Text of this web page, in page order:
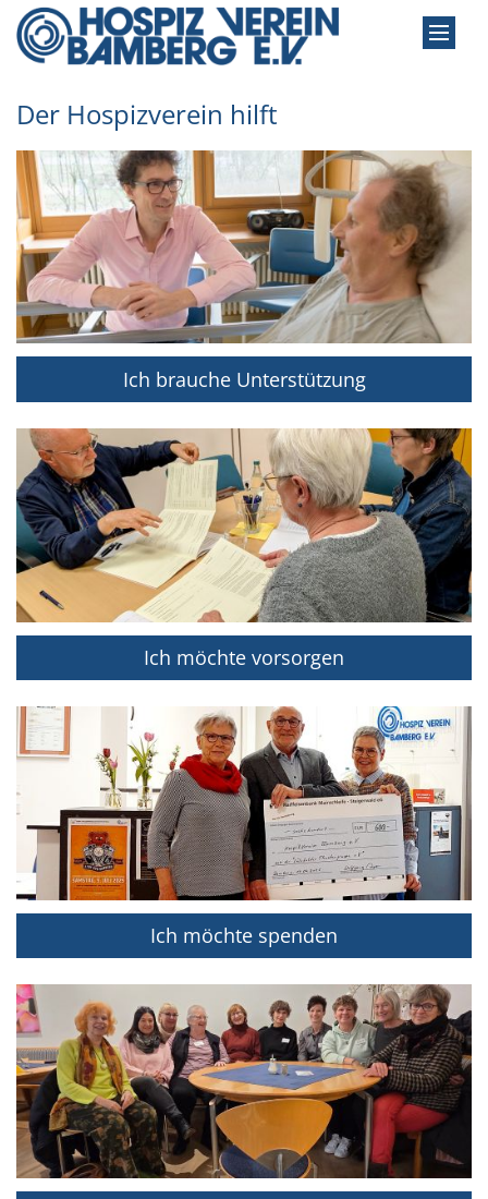
Zum Inhalt springen
Der Hospizverein hilft
Ich brauche Unterstützung
Ich möchte vorsorgen
Ich möchte spenden